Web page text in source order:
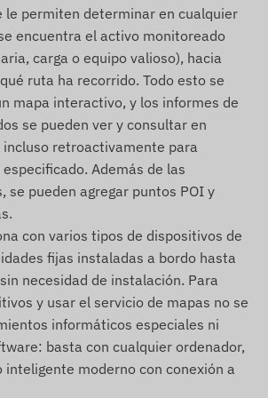
Macedonia del Norte, Noruega,
Paraguay, Perú, Filipinas,
Rumanía, Rusia, San Cristóbal y
San Vicente y las Granadinas,
Eslovenia, Sudáfrica, Espana,
Suiza, Tailandia, Túnez, Turquía,
Ucrania, Emiratos Árabes
Unidos, Vietnam.
con varios sistemas satelitales
GALILEO, BEIDOU)
entre el dispositivo y su
de redes GSM 2G, con la
tarjeta micro SIM
de funcionamiento, consulta de
de software
le permiten determinar en cualquier
encuentra el activo monitoreado
carga o equipo valioso), hacia
ruta ha recorrido. Todo esto se
mapa interactivo, y los informes de
se pueden ver y consultar en
retroactivamente para
Además de las
se pueden agregar puntos POI y
con varios tipos de dispositivos de
fijas instaladas a bordo hasta
necesidad de instalación. Para
y usar el servicio de mapas no se
informáticos especiales ni
basta con cualquier ordenador,
moderno con conexión a